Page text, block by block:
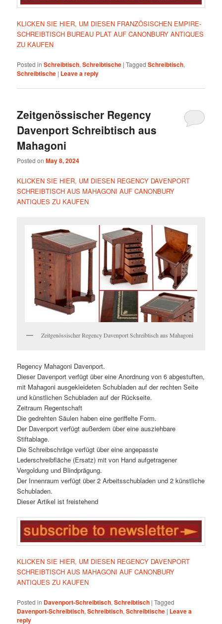
KLICKEN SIE HIER, UM DIESEN FRANZÖSISCHEN EMPIRE-
SCHREIBTISCH BUREAU PLAT AUF CANONBURY ANTIQUES
ZU KAUFEN
Posted in Schreibtisch,Schreibtische |Tagged Schreibtisch,
Schreibtische | Leave a reply
Zeitgenössischer Regency
Davenport Schreibtisch aus
Mahagoni
Posted onMay 8, 2024
KLICKEN SIE HIER, UM DIESEN REGENCY DAVENPORT
SCHREIBTISCH AUS MAHAGONI AUF CANONBURY
ANTIQUES ZU KAUFEN
Zeitgenössischer Regency Davenport Schreibtisch aus Mahagoni
Regency Mahagoni Davenport.
Dieser Davenport verfügt über eine Anordnung von 6 abgestuften,
mit Mahagoni ausgekleideten Schubladen auf der rechten Seite
und künstlichen Schubladen auf der Rückseite.
Zeitraum Regentschaft
Die gedrehten Säulen haben eine geriffelte Form.
Der Davenport verfügt außerdem über eine ausziehbare
Stiftablage.
Die Schreibschräge verfügt über eine angepasste
Lederschreibfläche (Ersatz) mit von Hand aufgetragener
Vergoldung und Blindprägung.
Der Innenraum verfügt über 2 Arbeitsschubladen und 2 künstliche
Schubladen.
Dieser Artikel ist freistehend
KLICKEN SIE HIER, UM DIESEN REGENCY DAVENPORT
SCHREIBTISCH AUS MAHAGONI AUF CANONBURY
ANTIQUES ZU KAUFEN
Posted in Davenport-Schreibtisch,Schreibtisch |Tagged
Davenport-Schreibtisch,Schreibtisch,Schreibtische | Leave a
reply